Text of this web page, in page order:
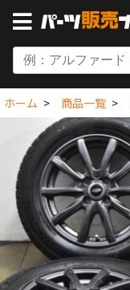
ホーム 商品一覧